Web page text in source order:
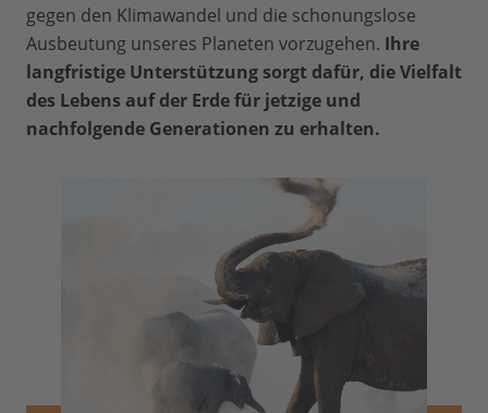
gegen den Klimawandel und die schonungslose
Ausbeutung unseres Planeten vorzugehen. Ihre
langfristige Unterstützung sorgt dafür, die Vielfalt
des Lebens auf der Erde für jetzige und
nachfolgende Generationen zu erhalten.